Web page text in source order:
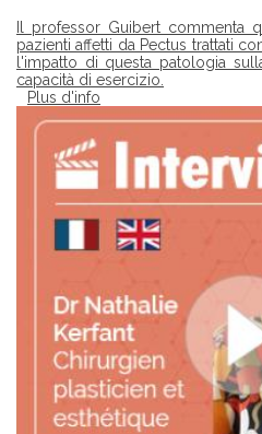
Il professor Guibert commenta
pazienti affetti da Pectus trattati
l'impatto di questa patologia
capacità di esercizio.
Plus d'info